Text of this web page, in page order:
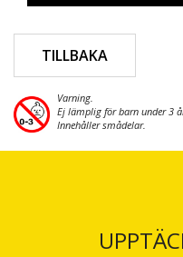
TILLBAKA
Varning.
Ej lämplig för barn under 3
Innehåller smådelar.